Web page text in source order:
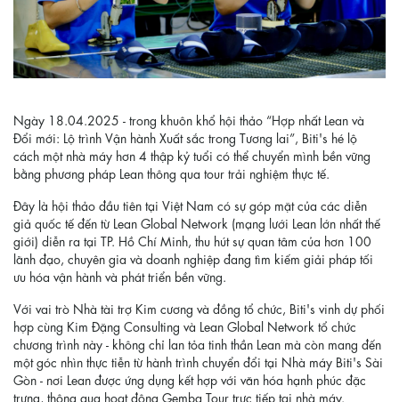
Ngày 18.04.2025 - trong khuôn khổ hội thảo “Hợp nhất Lean và
Đổi mới: Lộ trình Vận hành Xuất sắc trong Tương lai”, Biti's hé lộ
cách một nhà máy hơn 4 thập kỷ tuổi có thể chuyển mình bền vững
bằng phương pháp Lean thông qua tour trải nghiệm thực tế.
Đây là hội thảo đầu tiên tại Việt Nam có sự góp mặt của các diễn
giả quốc tế đến từ Lean Global Network (mạng lưới Lean lớn nhất thế
giới) diễn ra tại TP. Hồ Chí Minh, thu hút sự quan tâm của hơn 100
lãnh đạo, chuyên gia và doanh nghiệp đang tìm kiếm giải pháp tối
ưu hóa vận hành và phát triển bền vững.
Với vai trò Nhà tài trợ Kim cương và đồng tổ chức, Biti's vinh dự phối
hợp cùng Kim Đặng Consulting và Lean Global Network tổ chức
chương trình này - không chỉ lan tỏa tinh thần Lean mà còn mang đến
một góc nhìn thực tiễn từ hành trình chuyển đổi tại Nhà máy Biti's Sài
Gòn - nơi Lean được ứng dụng kết hợp với văn hóa hạnh phúc đặc
trưng, thông qua hoạt động Gemba Tour trực tiếp tại nhà máy.